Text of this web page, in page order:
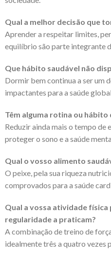
Qual a melhor decisão que
Aprender a respeitar limites,
equilíbrio são parte integrante
Que hábito saudável não
Dormir bem continua a ser um
impactantes para a saúde
Têm alguma rotina ou hábito
Reduzir ainda mais o tempo de
proteger o sono e a saúde
Qual o vosso alimento
O peixe, pela sua riqueza
comprovados para a saúde
Qual a vossa atividade
regularidade a praticam?
A combinação de treino de
idealmente três a quatro vezes